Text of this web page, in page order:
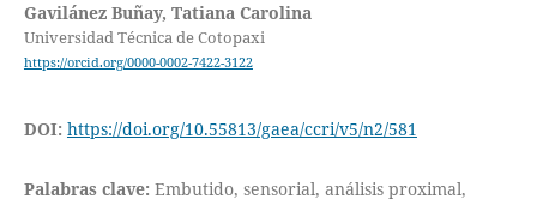
Gavilánez Buñay, Tatiana Carolina
Universidad Técnica de Cotopaxi
https://orcid.org/0000-0002-7422-3122
DOI: https://doi.org/10.55813/gaea/ccri/v5/n2/581
Palabras clave: Embutido, sensorial, análisis proximal,